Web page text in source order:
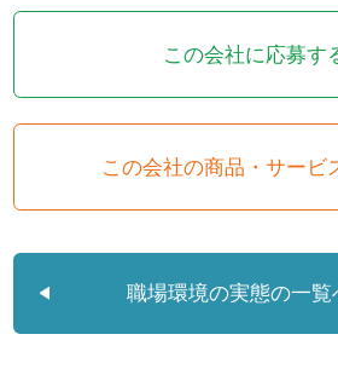
この会社に応募す
この会社の商品・サービ
職場環境の実態の一覧